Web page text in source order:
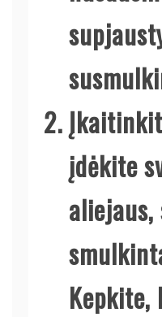
įdėkite
Kepkite,